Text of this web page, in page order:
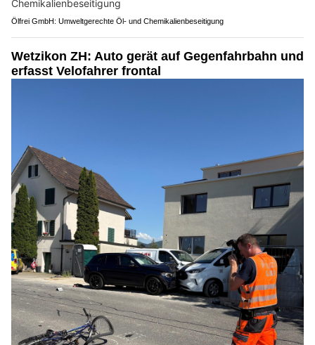
Ölfrei GmbH: Umweltgerechte Öl- und Chemikalienbeseitigung
Wetzikon ZH: Auto gerät auf Gegenfahrbahn und
erfasst Velofahrer frontal